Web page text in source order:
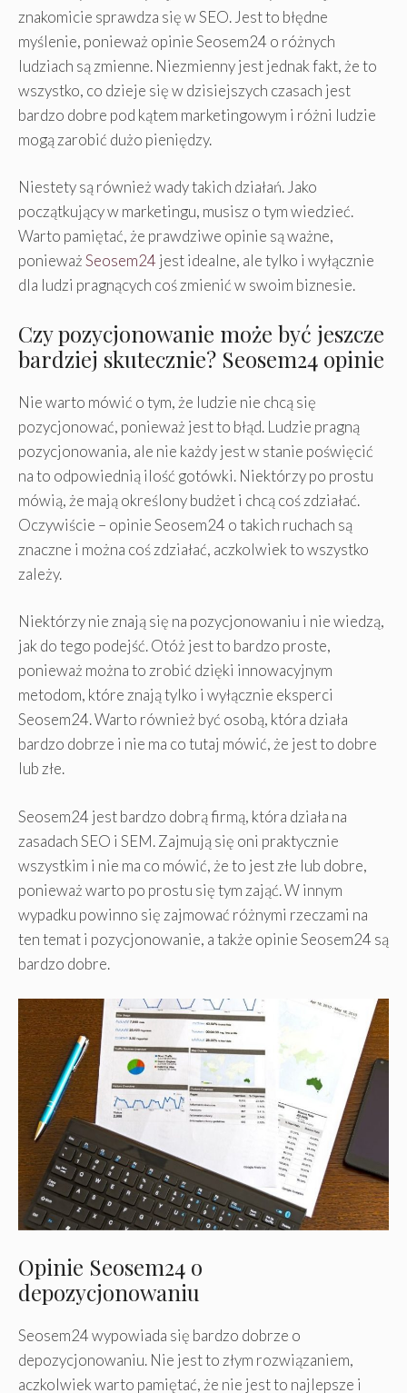
znakomicie sprawdza się w SEO. Jest to błędne
myślenie, ponieważ opinie Seosem24 o różnych
ludziach są zmienne. Niezmienny jest jednak fakt, że to
wszystko, co dzieje się w dzisiejszych czasach jest
bardzo dobre pod kątem marketingowym i różni ludzie
mogą zarobić dużo pieniędzy.
Niestety są również wady takich działań. Jako
początkujący w marketingu, musisz o tym wiedzieć.
Warto pamiętać, że prawdziwe opinie są ważne,
ponieważSeosem24 jest idealne, ale tylko i wyłącznie
dla ludzi pragnących coś zmienić w swoim biznesie.
Czy pozycjonowanie może być jeszcze
bardziej skutecznie? Seosem24 opinie
Nie warto mówić o tym, że ludzie nie chcą się
pozycjonować, ponieważ jest to błąd. Ludzie pragną
pozycjonowania, ale nie każdy jest w stanie poświęcić
na to odpowiednią ilość gotówki. Niektórzy po prostu
mówią, że mają określony budżet i chcą coś zdziałać.
Oczywiście – opinie Seosem24 o takich ruchach są
znaczne i można coś zdziałać, aczkolwiek to wszystko
zależy.
Niektórzy nie znają się na pozycjonowaniu i nie wiedzą,
jak do tego podejść. Otóż jest to bardzo proste,
ponieważ można to zrobić dzięki innowacyjnym
metodom, które znają tylko i wyłącznie eksperci
Seosem24. Warto również być osobą, która działa
bardzo dobrze i nie ma co tutaj mówić, że jest to dobre
lub złe.
Seosem24 jest bardzo dobrą firmą, która działa na
zasadach SEO i SEM. Zajmują się oni praktycznie
wszystkim i nie ma co mówić, że to jest złe lub dobre,
ponieważ warto po prostu się tym zająć. W innym
wypadku powinno się zajmować różnymi rzeczami na
ten temat i pozycjonowanie, a także opinie Seosem24 są
bardzo dobre.
Opinie Seosem24 o
depozycjonowaniu
Seosem24 wypowiada się bardzo dobrze o
depozycjonowaniu. Nie jest to złym rozwiązaniem,
aczkolwiek warto pamiętać, że nie jest to najlepsze i